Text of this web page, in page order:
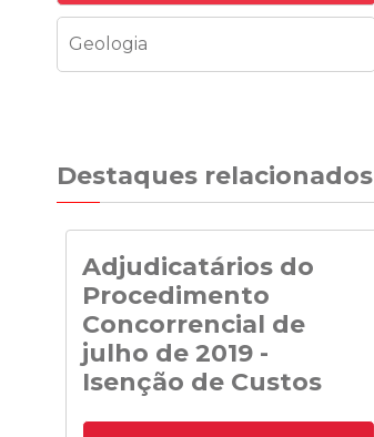
Geologia
Destaques relacionados
Adjudicatários do
Procedimento
Concorrencial de
julho de 2019 -
Isenção de Custos
Adjudicatários do Procedimento